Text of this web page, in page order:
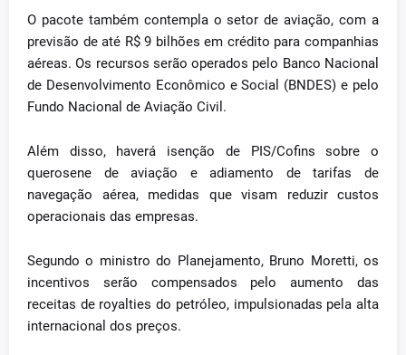
O pacote também contempla o setor de aviação, com a
previsão de até R$ 9 bilhões em crédito para companhias
aéreas. Os recursos serão operados pelo Banco Nacional
de Desenvolvimento Econômico e Social (BNDES) e pelo
Fundo Nacional de Aviação Civil.
Além disso, haverá isenção de PIS/Cofins sobre o
querosene de aviação e adiamento de tarifas de
navegação aérea, medidas que visam reduzir custos
operacionais das empresas.
Segundo o ministro do Planejamento, Bruno Moretti, os
incentivos serão compensados pelo aumento das
receitas de royalties do petróleo, impulsionadas pela alta
internacional dos preços.